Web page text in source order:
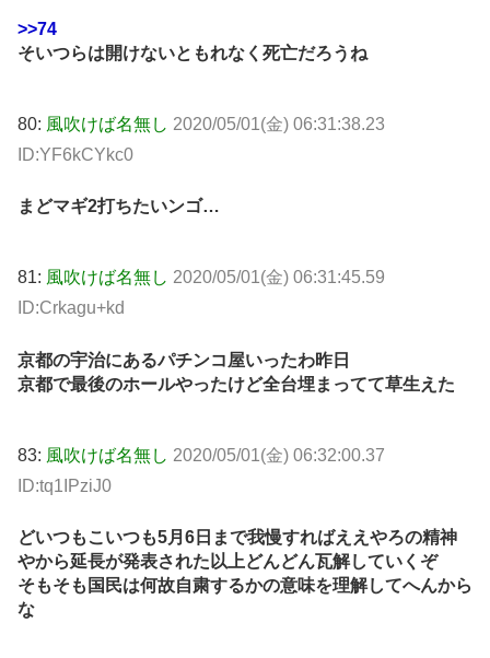
>>74
そいつらは開けないともれなく死亡だろうね
80: 風吹けば名無し 2020/05/01(金) 06:31:38.23
ID:YF6kCYkc0
まどマギ2打ちたいンゴ…
81: 風吹けば名無し 2020/05/01(金) 06:31:45.59
ID:Crkagu+kd
京都の宇治にあるパチンコ屋いったわ昨日
京都で最後のホールやったけど全台埋まってて草生えた
83: 風吹けば名無し 2020/05/01(金) 06:32:00.37
ID:tq1IPziJ0
どいつもこいつも5月6日まで我慢すればええやろの精神
やから延長が発表された以上どんどん瓦解していくぞ
そもそも国民は何故自粛するかの意味を理解してへんから
な